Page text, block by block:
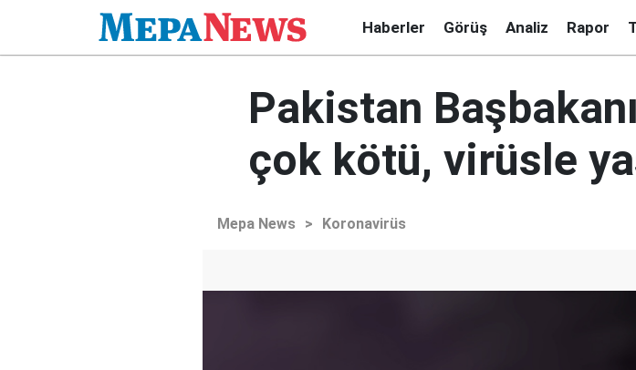
Haberler Görüş Analiz Rapor
Pakistan
çok kötü, virüsle
Mepa News > Koronavirüs